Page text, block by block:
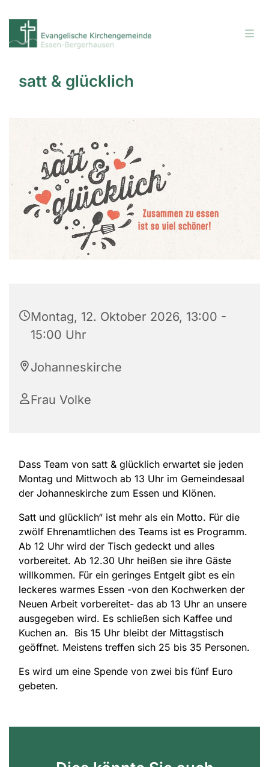
satt & glücklich
Montag, 12. Oktober 2026, 13:00 -
15:00 Uhr
Johanneskirche
Frau Volke
Dass Team von satt & glücklich erwartet sie jeden
Montag und Mittwoch ab 13 Uhr im Gemeindesaal
der Johanneskirche zum Essen und Klönen.
Satt und glücklich“ ist mehr als ein Motto. Für die
zwölf Ehrenamtlichen des Teams ist es Programm.
Ab 12 Uhr wird der Tisch gedeckt und alles
vorbereitet. Ab 12.30 Uhr heißen sie ihre Gäste
willkommen. Für ein geringes Entgelt gibt es ein
leckeres warmes Essen -von den Kochwerken der
Neuen Arbeit vorbereitet- das ab 13 Uhr an unsere
ausgegeben wird. Es schließen sich Kaffee und
Kuchen an. Bis 15 Uhr bleibt der Mittagstisch
geöffnet. Meistens treffen sich 25 bis 35 Personen.
Es wird um eine Spende von zwei bis fünf Euro
gebeten.